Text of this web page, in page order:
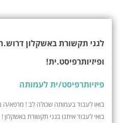
לגני תקשורת באשקלון
ופיזיותרפיסט.ית!
פיזיותרפיסט/ית לעמותה
בואו לעבוד בעמותה שכולה לב ! מרפא/ה
בואי לעבוד איתנו בגני תקשורת באשקלון